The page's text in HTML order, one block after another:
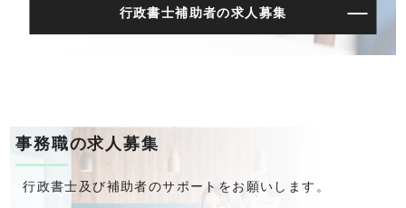
行政書士補助者の求人募集
事務職の求人募集
行政書士及び補助者のサポートをお願いします。